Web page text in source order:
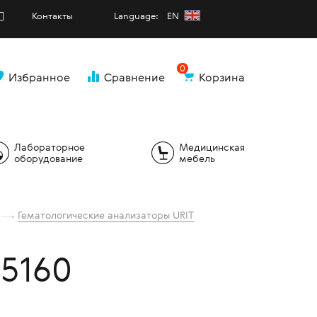
Контакты Language: EN
Избранное Сравнение
0
Корзина
Лабораторное
оборудование
Медицинская
мебель
Гематологические анализаторы URIT